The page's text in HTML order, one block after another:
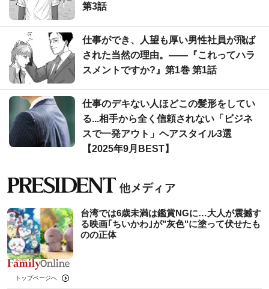
第3話
仕事ができ、人望も厚い男性社員が飛ば
された当然の理由。――『これってハラ
スメントですか?』第1巻 第1話
仕事のデキない人ほどこの髪形をしてい
る...相手から全く信頼されない「ビジネ
スで一発アウト」ヘアスタイル3選
【2025年9月BEST】
台湾では6歳未満は鑑賞NGに…大人が震撼す
る映画｢ちいかわ｣が"灰色"に塗って伏せたも
のの正体
トップページへ